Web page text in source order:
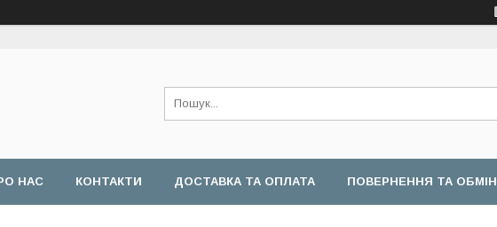
НАС КОНТАКТИ ДОСТАВКА ТА ОПЛАТА ПОВЕРНЕННЯ ТА ОБМІН